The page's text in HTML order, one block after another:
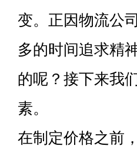
变。正因物流公
多的时间追求精
的呢？接下来我
素。
在制定价格之前